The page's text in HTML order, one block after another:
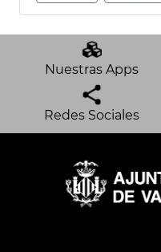
Nuestras Apps
Redes Sociales